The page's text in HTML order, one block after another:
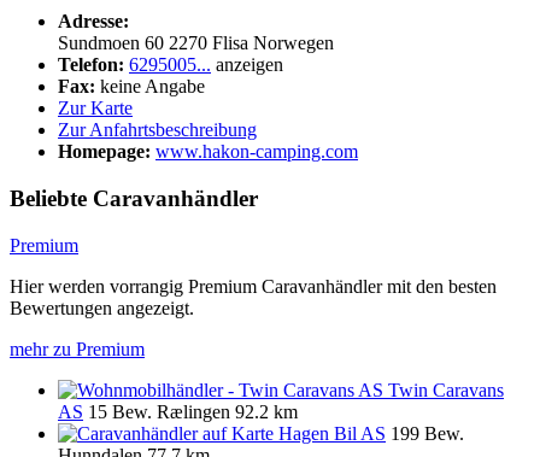
Adresse:
Sundmoen 60 2270 Flisa Norwegen
Telefon: 6295005... anzeigen
Fax: keine Angabe
Zur Karte
Zur Anfahrtsbeschreibung
Homepage: www.hakon-camping.com
Beliebte Caravanhändler
Premium
Hier werden vorrangig Premium Caravanhändler mit den besten
Bewertungen angezeigt.
mehr zu Premium
Twin Caravans
AS 15 Bew. Rælingen 92.2 km
Hagen Bil AS 199 Bew.